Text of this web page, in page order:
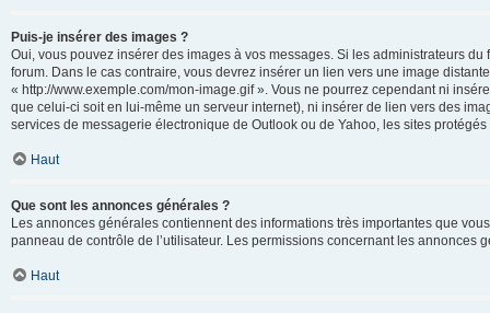
Puis-je insérer des images ?
Oui, vous pouvez insérer des images à vos messages. Si les administrateurs
forum. Dans le cas contraire, vous devrez insérer un lien vers une image
« http://www.exemple.com/mon-image.gif ». Vous ne pourrez cependant ni
que celui-ci soit en lui-même un serveur internet), ni insérer de lien vers des
services de messagerie électronique de Outlook ou de Yahoo, les sites
Haut
Que sont les annonces générales ?
Les annonces générales contiennent des informations très importantes que
panneau de contrôle de l’utilisateur. Les permissions concernant les annonces
Haut